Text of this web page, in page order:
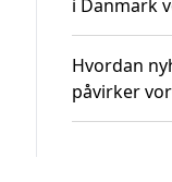
i Danmark
Hvordan
påvirker